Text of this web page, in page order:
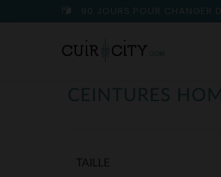
90 JOURS POUR CHANGER
CEINTURES
TAILLE